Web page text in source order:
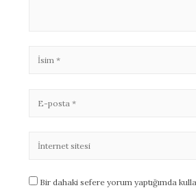
Bir dahaki sefere yorum yaptığımda